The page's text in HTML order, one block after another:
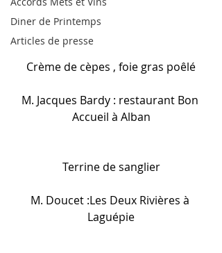
Diner de Printemps
Articles de presse
Crème de cèpes , foie gras poêlé
M. Jacques Bardy : restaurant Bon
Accueil à Alban
Terrine de sanglier
M. Doucet :Les Deux Rivières à
Laguépie